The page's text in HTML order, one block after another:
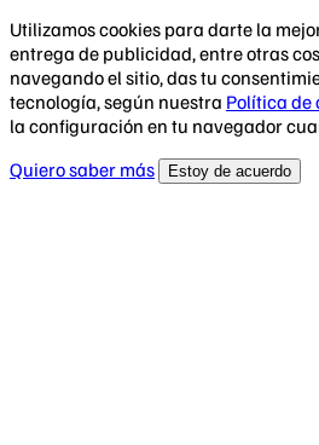
Utilizamos cookies para darte la
entrega de publicidad, entre otras
navegando el sitio, das tu
tecnología, según nuestra Política de
la configuración en tu navegador
Quiero saber más
Estoy de acuerdo